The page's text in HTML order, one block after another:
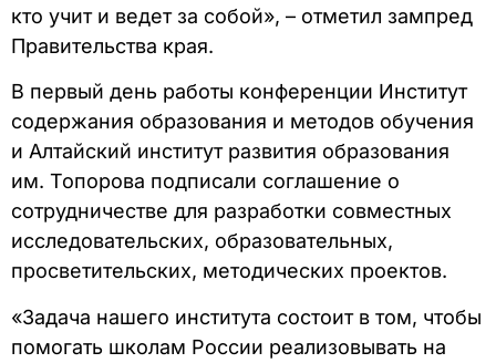
кто учит и ведет за собой», – отметил зампред
Правительства края.
В первый день работы конференции Институт
содержания образования и методов обучения
и Алтайский институт развития образования
им. Топорова подписали соглашение о
сотрудничестве для разработки совместных
исследовательских, образовательных,
просветительских, методических проектов.
«Задача нашего института состоит в том, чтобы
помогать школам России реализовывать на